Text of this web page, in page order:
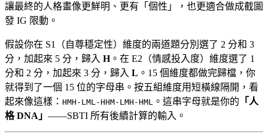
讓最終的人格畫像更鮮明、更有「個性」，也更適合做成截圖
發 IG 限動。
假設你在 S1（自尊穩定性）維度的兩道題分別選了 2 分和 3
分，加起來 5 分，歸入 H。在 E2（情感投入度）維度選了 1
分和 2 分，加起來 3 分，歸入 L 。15 個維度都做完歸檔，你
就得到了一個 15 位的字母串。按五組維度用短橫線隔開，看
起來像這樣： HMH-LML-HHM-LMH-HML 。這串字母就是你的 「人
格 DNA」 ——SBTI 所有後續計算的輸入。